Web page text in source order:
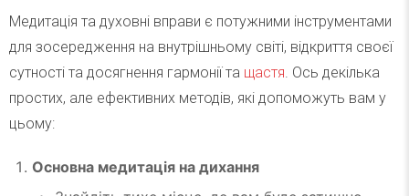
Медитація та духовні вправи є потужними інструментами
для зосередження на внутрішньому світі, відкриття своєї
сутності та досягнення гармонії та щастя . Ось декілька
простих, але ефективних методів, які допоможуть вам у
цьому:
Основна медитація на дихання